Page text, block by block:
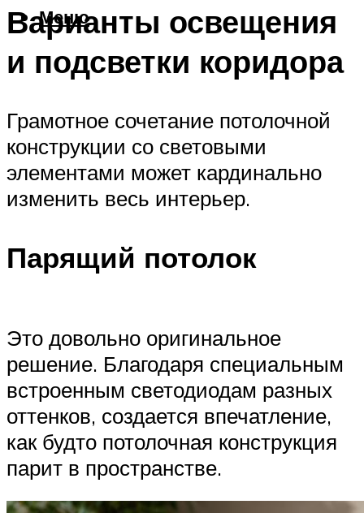
Меню
Варианты освещения
и подсветки коридора
Грамотное сочетание потолочной
конструкции со световыми
элементами может кардинально
изменить весь интерьер.
Парящий потолок
Это довольно оригинальное
решение. Благодаря специальным
встроенным светодиодам разных
оттенков, создается впечатление,
как будто потолочная конструкция
парит в пространстве.